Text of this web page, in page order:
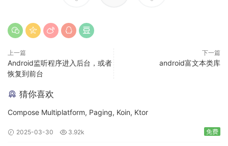
上一篇
Android监听程序进入后台，或者
恢复到前台
下一篇
android富文本类库
猜你喜欢
Compose Multiplatform, Paging, Koin, Ktor
2025-03-30 3.92k 免费